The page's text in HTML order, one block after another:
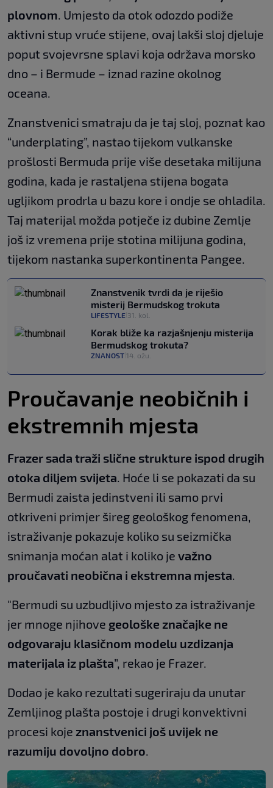
plovnom. Umjesto da otok odozdo podiže
aktivni stup vruće stijene, ovaj lakši sloj djeluje
poput svojevrsne splavi koja održava morsko
dno – i Bermude – iznad razine okolnog
oceana.
Znanstvenici smatraju da je taj sloj, poznat kao
“underplating”, nastao tijekom vulkanske
prošlosti Bermuda prije više desetaka milijuna
godina, kada je rastaljena stijena bogata
ugljikom prodrla u bazu kore i ondje se ohladila.
Taj materijal možda potječe iz dubine Zemlje
još iz vremena prije stotina milijuna godina,
tijekom nastanka superkontinenta Pangee.
Znanstvenik tvrdi da je riješio
misterij Bermudskog trokuta
LIFESTYLE 31. kol.
Korak bliže ka razjašnjenju misterija
Bermudskog trokuta?
ZNANOST 14. ožu.
Proučavanje neobičnih i
ekstremnih mjesta
Frazer sada traži slične strukture ispod drugih
otoka diljem svijeta. Hoće li se pokazati da su
Bermudi zaista jedinstveni ili samo prvi
otkriveni primjer šireg geološkog fenomena,
istraživanje pokazuje koliko su seizmička
snimanja moćan alat i koliko je važno
proučavati neobična i ekstremna mjesta.
"Bermudi su uzbudljivo mjesto za istraživanje
jer mnoge njihove geološke značajke ne
odgovaraju klasičnom modelu uzdizanja
materijala iz plašta”, rekao je Frazer.
Dodao je kako rezultati sugeriraju da unutar
Zemljinog plašta postoje i drugi konvektivni
procesi koje znanstvenici još uvijek ne
razumiju dovoljno dobro.